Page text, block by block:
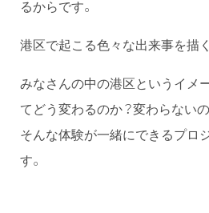
るからです。
港区で起こる色々な出来事を描
みなさんの中の港区というイメ
てどう変わるのか？変わらない
そんな体験が一緒にできるプロ
す。